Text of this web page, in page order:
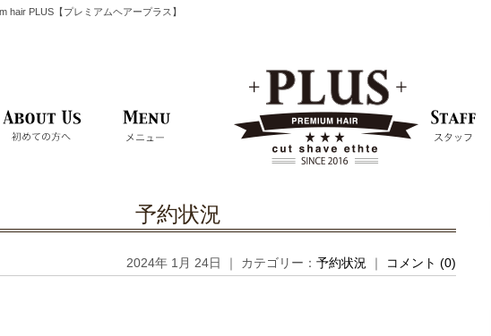
hair PLUS【プレミアムヘアープラス】
予約状況
2024年 1月 24日 ｜ カテゴリー： 予約状況 ｜ コメント (0)